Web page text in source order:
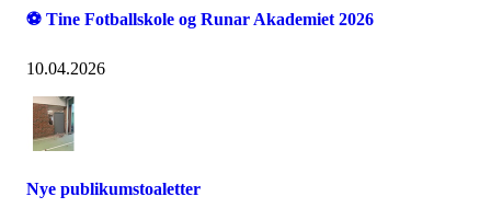
⚽ Tine Fotballskole og Runar Akademiet 2026
10.04.2026
Nye publikumstoaletter